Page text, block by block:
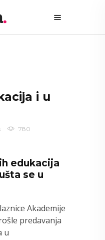
i u
780
edukacija
se u
Akademije
predavanja
u